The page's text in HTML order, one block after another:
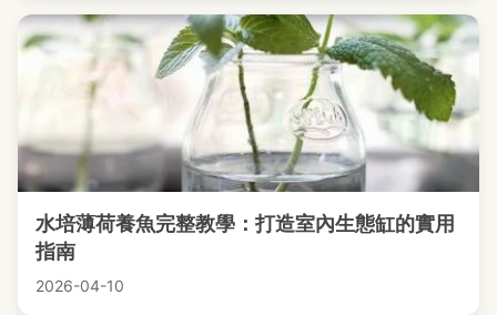
水培薄荷養魚完整教學：打造室內生態缸的實用
指南
2026-04-10